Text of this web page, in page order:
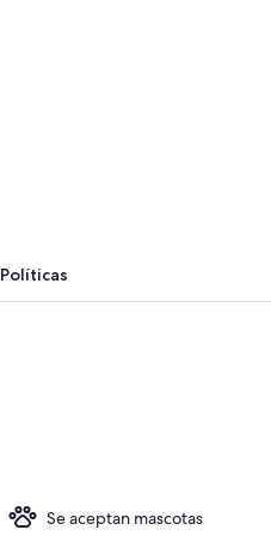
Cabaña Premium, baño privado,
Políticas
Se aceptan mascotas